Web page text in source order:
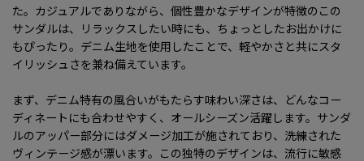
た。カジュアルでありながら、個性豊かなデザインが特徴のこの
サンダルは、リラックスしたい時にも、ちょっとしたお出かけに
もぴったり。デニム生地を使用したことで、軽やかさと共にスタ
イリッシュさを兼ね備えています。
まず、デニム特有の風合いがもたらす味わい深さは、どんなコー
ディネートにも合わせやすく、オールシーズン活躍します。サンダ
ルのアッパー部分にはダメージ加工が施されており、洗練された
ヴィンテージ感が漂います。この独特のデザインは、流行に敏感